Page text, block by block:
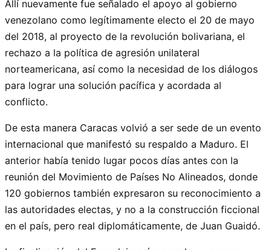
Allí nuevamente fue señalado el apoyo al gobierno
venezolano como legítimamente electo el 20 de mayo
del 2018, al proyecto de la revolución bolivariana, el
rechazo a la política de agresión unilateral
norteamericana, así como la necesidad de los diálogos
para lograr una solución pacífica y acordada al
conflicto.
De esta manera Caracas volvió a ser sede de un evento
internacional que manifestó su respaldo a Maduro. El
anterior había tenido lugar pocos días antes con la
reunión del Movimiento de Países No Alineados, donde
120 gobiernos también expresaron su reconocimiento a
las autoridades electas, y no a la construcción ficcional
en el país, pero real diplomáticamente, de Juan Guaidó.